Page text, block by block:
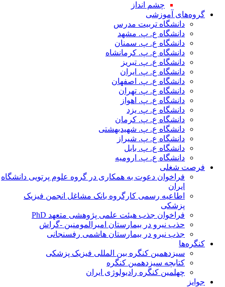
چشم انداز
گروه‌های آموزشی
دانشگاه تربیت مدرس
دانشگاه ع. پ. مشهد
دانشگاه ع. پ. سمنان
دانشگاه ع. پ. کرمانشاه
دانشگاه ع. پ. تبریز
دانشگاه ع. پ. ایران
دانشگاه ع. پ. اصفهان
دانشگاه ع. پ. تهران
دانشگاه ع. پ. اهواز
دانشگاه ع. پ. یزد
دانشگاه ع. پ. کرمان
دانشگاه ع. پ. شهید‌بهشتی
دانشگاه ع. پ. شیراز
دانشگاه ع. پ. بابل
دانشگاه ع. پ. ارومیه
فرصت شغلی
فراخوان دعوت به همکاری در گروه علوم پرتویی دانشگاه
ایران
اطاعیه رسمی کارگروه بانک مشاغل انجمن فیزیک
پزشکی
فراخوان جذب هیئت علمی پژوهشی متعهد PhD
حذب نیرو در بیمارستان امیرالمومنین -گراش
جذب نیرو در بیمارستان هاشمی رفسنجانی
کنگره‌ها
سیزدهمین کنگره بین المللی فیزیک پزشکی
کتابچه سیزدهمین کنگره
چهلمین کنگره رادیولوژی ایران
جوایز